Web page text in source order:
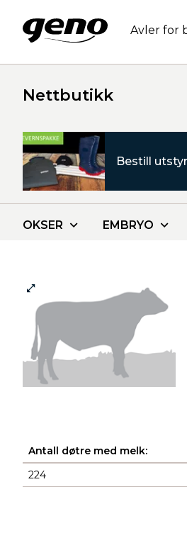
Avler for
Nettbutikk
Bestill
OKSER EMBRYO
Antall døtre med melk:
224